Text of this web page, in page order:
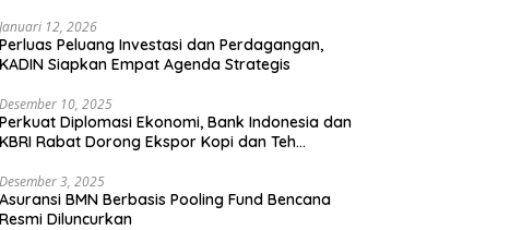
Januari 12, 2026
Perluas Peluang Investasi dan Perdagangan,
KADIN Siapkan Empat Agenda Strategis
Desember 10, 2025
Perkuat Diplomasi Ekonomi, Bank Indonesia dan
KBRI Rabat Dorong Ekspor Kopi dan Teh
Desember 3, 2025
Asuransi BMN Berbasis Pooling Fund Bencana
Resmi Diluncurkan